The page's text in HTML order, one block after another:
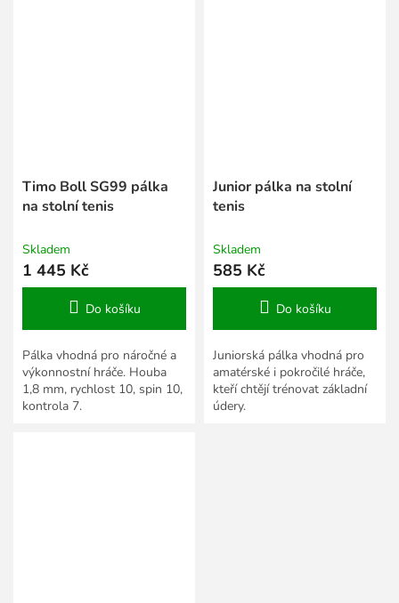
Timo Boll SG99 pálka
na stolní tenis
Skladem
1 445 Kč
Do košíku
Pálka vhodná pro náročné a
výkonnostní hráče. Houba
1,8 mm, rychlost 10, spin 10,
kontrola 7.
Junior pálka na stolní
tenis
Skladem
585 Kč
Do košíku
Juniorská pálka vhodná pro
amatérské i pokročilé hráče,
kteří chtějí trénovat základní
údery.